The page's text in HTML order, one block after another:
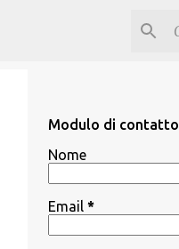
Modulo di contatto
Nome
Email *